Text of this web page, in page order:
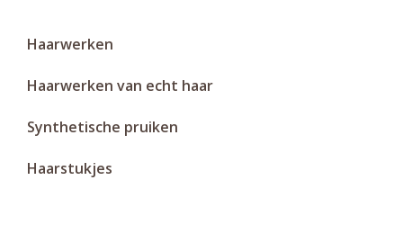
Haarwerken
Haarwerken van echt haar
Synthetische pruiken
Haarstukjes